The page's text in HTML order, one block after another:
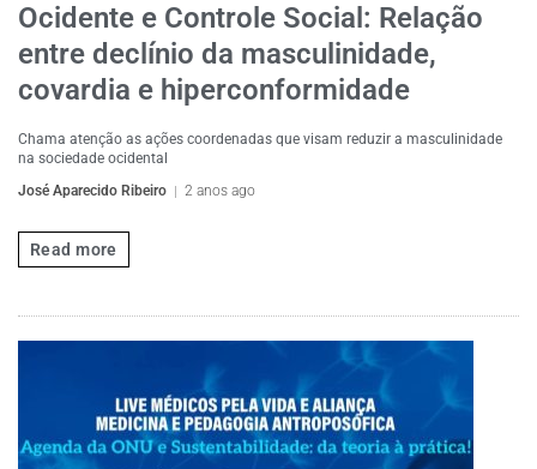
Ocidente e Controle Social: Relação
entre declínio da masculinidade,
covardia e hiperconformidade
Chama atenção as ações coordenadas que visam reduzir a masculinidade
na sociedade ocidental
José Aparecido Ribeiro
2 anos ago
Read more